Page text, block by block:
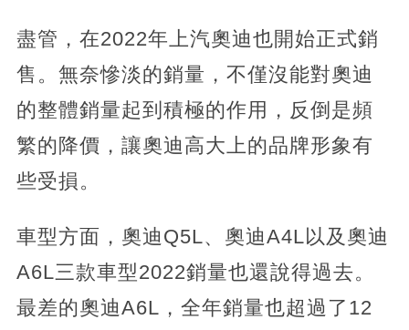
盡管，在2022年上汽奧迪也開始正式銷
售。無奈慘淡的銷量，不僅沒能對奧迪
的整體銷量起到積極的作用，反倒是頻
繁的降價，讓奧迪高大上的品牌形象有
些受損。
車型方面，奧迪Q5L、奧迪A4L以及奧迪
A6L三款車型2022銷量也還說得過去。
最差的奧迪A6L，全年銷量也超過了12